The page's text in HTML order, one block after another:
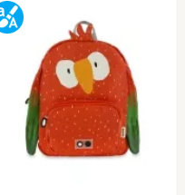
Uma divertida mochila de algodão
orgânico para os mais pequenos